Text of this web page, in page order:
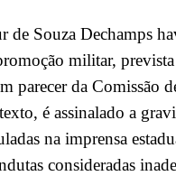
de Souza Dechamps
militar, prevista
parecer da Comissão
é assinalado a
na imprensa
consideradas